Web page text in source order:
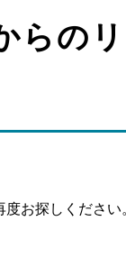
らの
お探しください